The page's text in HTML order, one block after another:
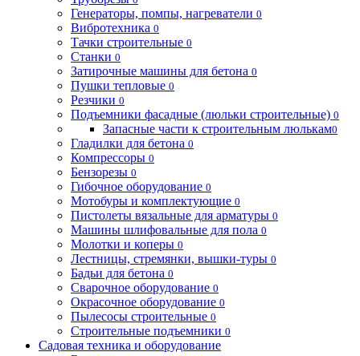
Генераторы, помпы, нагреватели 0
Вибротехника 0
Тачки строительные 0
Станки 0
Затирочные машины для бетона 0
Пушки тепловые 0
Резчики 0
Подъемники фасадные (люльки строительные) 0
Запасные части к строительным люлькам0
Гладилки для бетона 0
Компрессоры 0
Бензорезы 0
Гибочное оборудование 0
Мотобуры и комплектующие 0
Пистолеты вязальные для арматуры 0
Машины шлифовальные для пола 0
Молотки и коперы 0
Лестницы, стремянки, вышки-туры 0
Бадьи для бетона 0
Сварочное оборудование 0
Окрасочное оборудование 0
Пылесосы строительные 0
Строительные подъемники 0
Садовая техника и оборудование